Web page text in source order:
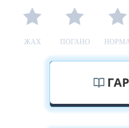
ЖАХ ПОГАНО НОРМА